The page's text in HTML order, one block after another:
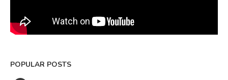
POPULAR POSTS